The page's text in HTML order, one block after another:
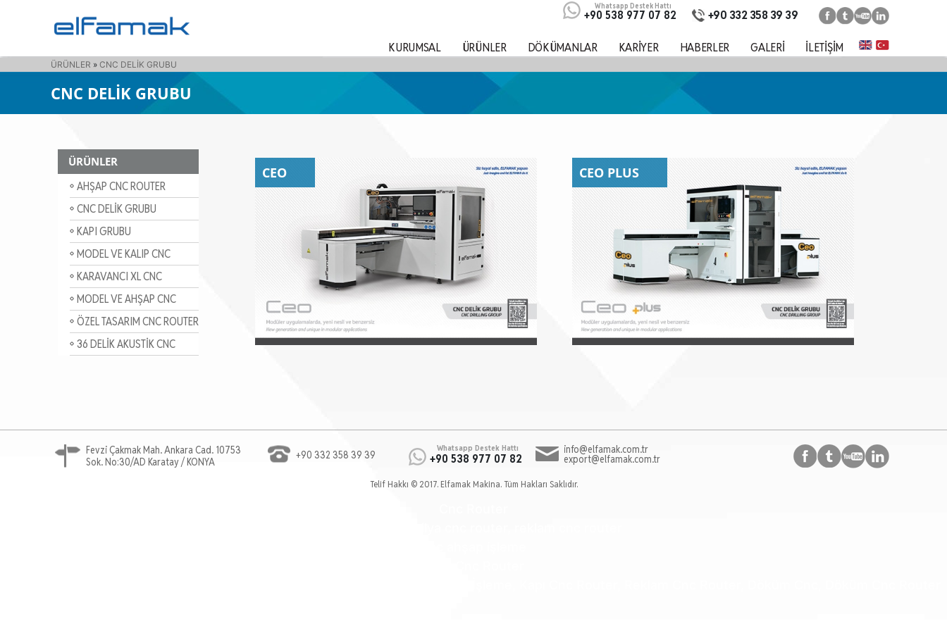
+90 332 358 39 39
+90 538 977 07 82
Whatsapp Destek Hattı
KURUMSAL ÜRÜNLER DÖKÜMANLAR KARİYER HABERLER GALERİ İLETİŞİM
ÜRÜNLER » CNC DELİK GRUBU
CNC DELİK GRUBU
ÜRÜNLER
AHŞAP CNC ROUTER
CNC DELİK GRUBU
KAPI GRUBU
MODEL VE KALIP CNC
ROUTER
KARAVANCI XL CNC
ROUTER
MODEL VE AHŞAP CNC
ROUTER
ÖZEL TASARIM CNC ROUTER
36 DELİK AKUSTİK CNC
CEO CEO PLUS
Fevzi Çakmak Mah. Ankara Cad. 10753
Sok. No:30/AD Karatay / KONYA
+90 332 358 39 39 +90 538 977 07 82
Whatsapp Destek Hattı info@elfamak.com.tr
export@elfamak.com.tr
Telif Hakkı © 2017. Elfamak Makina. Tüm Hakları Saklıdır.